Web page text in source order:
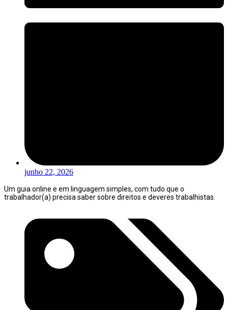
junho 22, 2026
Um guia online e em linguagem simples, com tudo que o
trabalhador(a) precisa saber sobre direitos e deveres trabalhistas.